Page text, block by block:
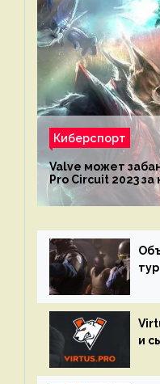
Киберспорт
Valve может
Pro Circuit 2023
и